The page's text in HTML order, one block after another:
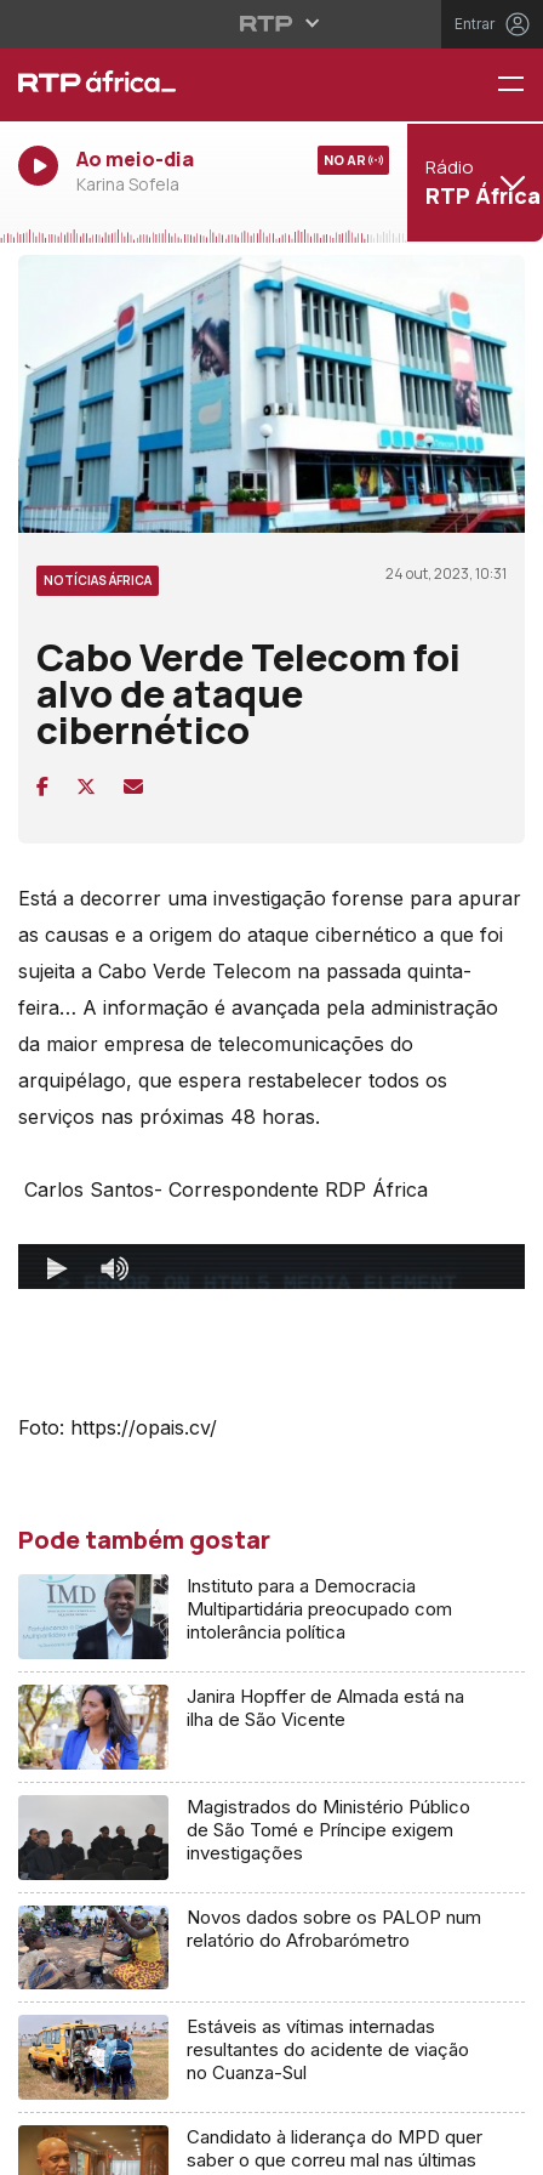
Entrar
Ao meio-dia
Karina Sofela
NO AR Rádio
RTP África
NOTÍCIAS ÁFRICA 24 out, 2023, 10:31
Cabo Verde Telecom foi
alvo de ataque
cibernético
Está a decorrer uma investigação forense para apurar
as causas e a origem do ataque cibernético a que foi
sujeita a Cabo Verde Telecom na passada quinta-
feira… A informação é avançada pela administração
da maior empresa de telecomunicações do
arquipélago, que espera restabelecer todos os
serviços nas próximas 48 horas.
Carlos Santos- Correspondente RDP África
Foto: https://opais.cv/
Pode também gostar
Instituto para a Democracia
Multipartidária preocupado com
intolerância política
Janira Hopffer de Almada está na
ilha de São Vicente
Magistrados do Ministério Público
de São Tomé e Príncipe exigem
investigações
Novos dados sobre os PALOP num
relatório do Afrobarómetro
Estáveis as vítimas internadas
resultantes do acidente de viação
no Cuanza-Sul
Candidato à liderança do MPD quer
saber o que correu mal nas últimas